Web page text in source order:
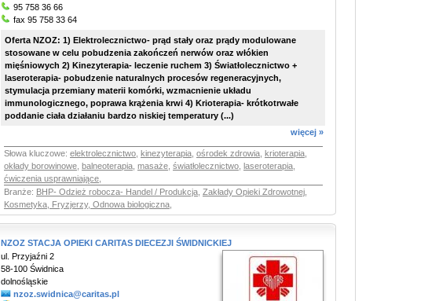
95 758 36 66
fax 95 758 33 64
Oferta NZOZ: 1) Elektrolecznictwo- prąd stały oraz prądy modulowane
stosowane w celu pobudzenia zakończeń nerwów oraz włókien
mięśniowych 2) Kinezyterapia- leczenie ruchem 3) Światłolecznictwo +
laseroterapia- pobudzenie naturalnych procesów regeneracyjnych,
stymulacja przemiany materii komórki, wzmacnienie układu
immunologicznego, poprawa krążenia krwi 4) Krioterapia- krótkotrwałe
poddanie ciała działaniu bardzo niskiej temperatury (...)
więcej »
Słowa kluczowe: elektrolecznictwo kinezyterapia ośrodek zdrowia krioterapia
okłady borowinowe balneoterapia masaże światłolecznictwo laseroterapia
ćwiczenia usprawniające
Branże: BHP- Odzież robocza- Handel / Produkcja Zakłady Opieki Zdrowotnej
Kosmetyka, Fryzjerzy, Odnowa biologiczna
NZOZ STACJA OPIEKI CARITAS DIECEZJI ŚWIDNICKIEJ
ul. Przyjaźni 2
58-100 Świdnica
dolnośląskie
nzoz.swidnica@caritas.pl